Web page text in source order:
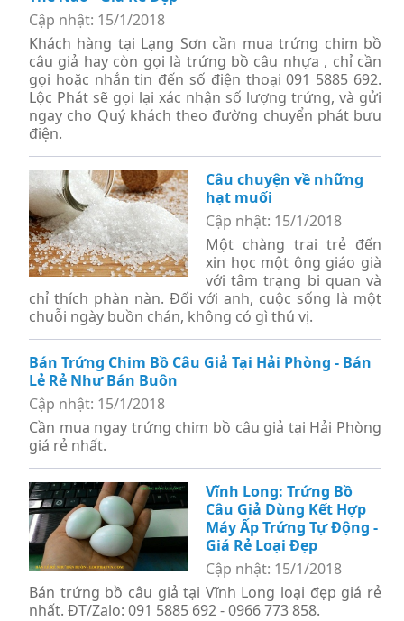
Cập nhật: 15/1/2018
Khách hàng tại Lạng Sơn cần mua trứng chim bồ
câu giả hay còn gọi là trứng bồ câu nhựa , chỉ cần
gọi hoặc nhắn tin đến số điện thoại 091 5885 692.
Lộc Phát sẽ gọi lại xác nhận số lượng trứng, và gửi
ngay cho Quý khách theo đường chuyển phát bưu
điện.
Câu chuyện về những
hạt muối
Cập nhật: 15/1/2018
Một chàng trai trẻ đến
xin học một ông giáo già
với tâm trạng bi quan và
chỉ thích phàn nàn. Đối với anh, cuộc sống là một
chuỗi ngày buồn chán, không có gì thú vị.
Bán Trứng Chim Bồ Câu Giả Tại Hải Phòng - Bán
Lẻ Rẻ Như Bán Buôn
Cập nhật: 15/1/2018
Cần mua ngay trứng chim bồ câu giả tại Hải Phòng
giá rẻ nhất.
Vĩnh Long: Trứng Bồ
Câu Giả Dùng Kết Hợp
Máy Ấp Trứng Tự Động -
Giá Rẻ Loại Đẹp
Cập nhật: 15/1/2018
Bán trứng bồ câu giả tại Vĩnh Long loại đẹp giá rẻ
nhất. ĐT/Zalo: 091 5885 692 - 0966 773 858.